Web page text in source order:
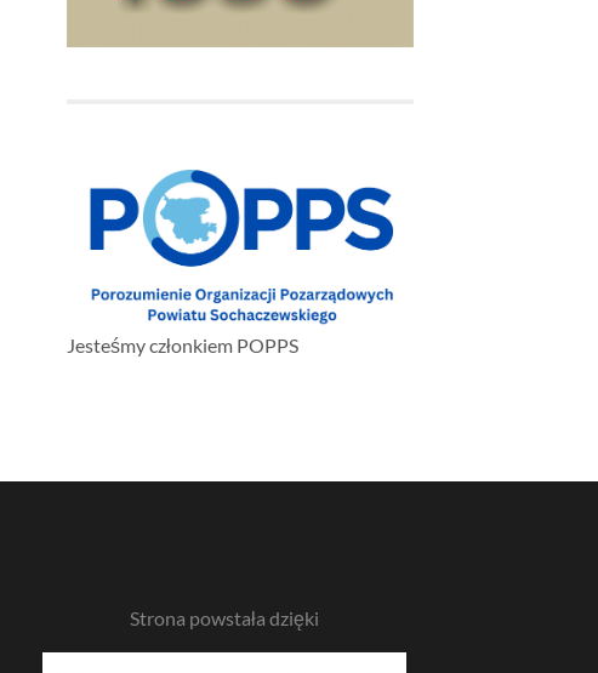
Jesteśmy członkiem POPPS
Strona powstała dzięki